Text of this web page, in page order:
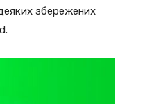
збережених